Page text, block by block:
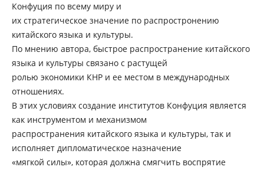
Конфуция по всему миру и
их стратегическое значение по распростронению
китайского языка и культуры.
По мнению автора, быстрое распространение китайского
языка и культуры связано с растущей
ролью экономики КНР и ее местом в международных
отношениях.
В этих условиях создание институтов Конфуция является
как инструментом и механизмом
распространения китайского языка и культуры, так и
исполняет дипломатическое назначение
«мягкой силы», которая должна смягчить воспрятие